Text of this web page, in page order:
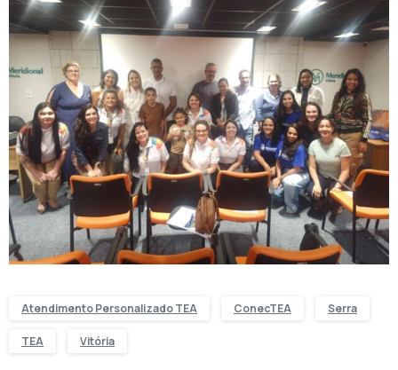
Atendimento Personalizado TEA ConecTEA Serra
TEA Vitória